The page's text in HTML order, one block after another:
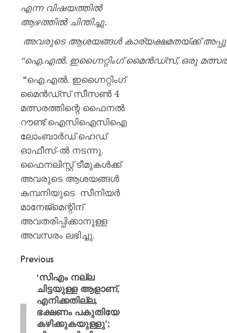
എന്ന വിഷയത്തിൽ
ആഴത്തിൽചിന്തിച്ചു.
അവരുടെ ആശയങ്ങൾ കാര്യക്ഷമതയ്ക്ക്
“ഐ.എൽ. ഇഗ്നൈറ്റിംഗ്മൈൻഡ്സ്,ഒരു
“ഐ.എൽ. ഇഗ്നൈറ്റിംഗ്
മൈൻഡ്സ് സീസൺ 4
മത്സരത്തിന്റെ ഫൈനൽ
റൗണ്ട് ഐസിഐസിഐ
ലോംബാർഡ് ഹെഡ്
ഓഫീസ്-ൽ നടന്നു.
ഫൈനലിസ്റ്റ് ടീമുകൾക്ക്
അവരുടെ ആശയങ്ങൾ
കമ്പനിയുടെ സീനിയർ
മാനേജ്മെന്റിന്
അവതരിപ്പിക്കാനുള്ള
അവസരം ലഭിച്ചു.
Previous
‘സിഎം നല്ല
ചിട്ടയുള്ള ആളാണ്,
എനിക്കതില്ല,
ഭക്ഷണം പകുതിയേ
കഴിക്കുകയുള്ളു’;